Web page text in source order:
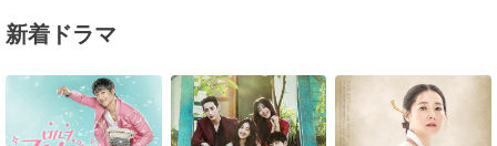
新着ドラマ